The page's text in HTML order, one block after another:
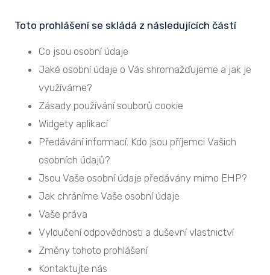
Toto prohlášení se skládá z následujících částí
Co jsou osobní údaje
Jaké osobní údaje o Vás shromažďujeme a jak je
využíváme?
Zásady používání souborů cookie
Widgety aplikací
Předávání informací. Kdo jsou příjemci Vašich
osobních údajů?
Jsou Vaše osobní údaje předávány mimo EHP?
Jak chráníme Vaše osobní údaje
Vaše práva
Vyloučení odpovědnosti a duševní vlastnictví
Změny tohoto prohlášení
Kontaktujte nás